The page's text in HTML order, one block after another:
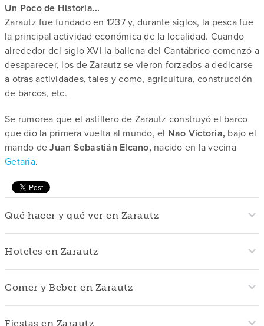
Un Poco de Historia...
Zarautz fue fundado en 1237 y, durante siglos, la pesca fue
la principal actividad económica de la localidad. Cuando
alrededor del siglo XVI la ballena del Cantábrico comenzó a
desaparecer, los de Zarautz se vieron forzados a dedicarse
a otras actividades, tales y como, agricultura, construcción
de barcos, etc.
Se rumorea que el astillero de Zarautz construyó el barco
que dio la primera vuelta al mundo, el Nao Victoria, bajo el
mando deJuan Sebastián Elcano, nacido en la vecina
Getaria.
Qué hacer y qué ver en Zarautz
Hoteles en Zarautz
Comer y Beber en Zarautz
Fiestas en Zarautz